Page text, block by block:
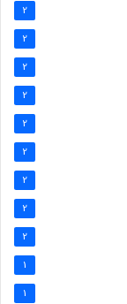
2
2
2
2
2
2
2
2
2
1
1